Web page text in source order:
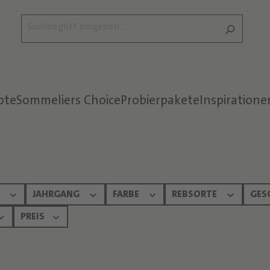
Sommeliers ChoiceProbierpakete
Text überspringen
JAHRGANG FARBE REBSORTE
PREIS